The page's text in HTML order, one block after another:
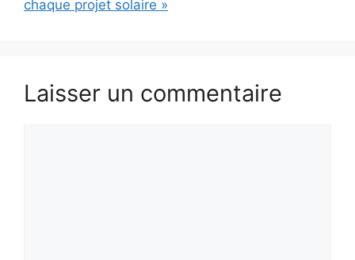
chaque projet solaire »
Laisser un commentaire